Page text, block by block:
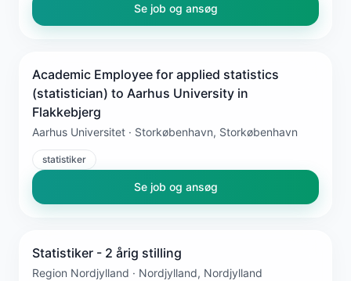
Se job og ansøg
Academic Employee for applied statistics
(statistician) to Aarhus University in
Flakkebjerg
Aarhus Universitet · Storkøbenhavn, Storkøbenhavn
statistiker
Se job og ansøg
Statistiker - 2 årig stilling
Region Nordjylland · Nordjylland, Nordjylland